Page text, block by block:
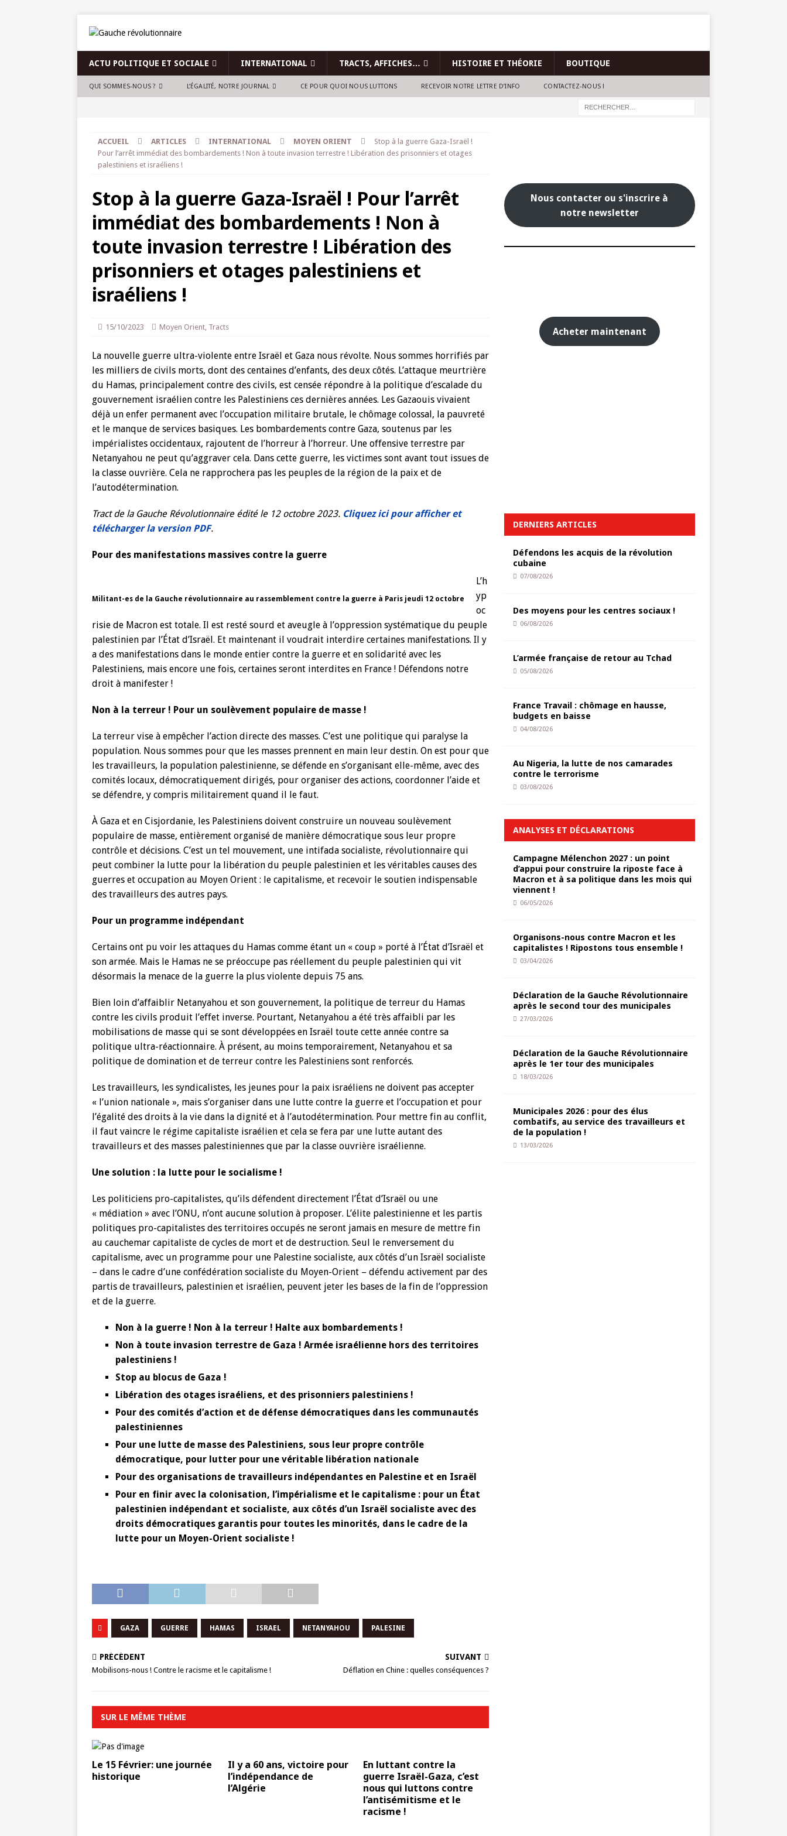
ACTU POLITIQUE ET SOCIALE INTERNATIONAL TRACTS, AFFICHES… HISTOIRE ET THÉORIE BOUTIQUE
QUI SOMMES-NOUS ? L’ÉGALITÉ, NOTRE JOURNAL CE POUR QUOI NOUS LUTTONS RECEVOIR NOTRE LETTRE D’INFO CONTACTEZ-NOUS !
ACCUEIL ARTICLES INTERNATIONAL MOYEN ORIENT
Stop à la guerre Gaza-Israël !
Pour l’arrêt immédiat des bombardements ! Non à toute invasion terrestre ! Libération des prisonniers et otages
palestiniens et israéliens !
Stop à la guerre Gaza-Israël ! Pour l’arrêt
immédiat des bombardements ! Non à
toute invasion terrestre ! Libération des
prisonniers et otages palestiniens et
israéliens !
15/10/2023 Moyen Orient, Tracts
La nouvelle guerre ultra-violente entre Israël et Gaza nous révolte. Nous sommes horrifiés par
les milliers de civils morts, dont des centaines d’enfants, des deux côtés. L’attaque meurtrière
du Hamas, principalement contre des civils, est censée répondre à la politique d’escalade du
gouvernement israélien contre les Palestiniens ces dernières années. Les Gazaouis vivaient
déjà un enfer permanent avec l’occupation militaire brutale, le chômage colossal, la pauvreté
et le manque de services basiques. Les bombardements contre Gaza, soutenus par les
impérialistes occidentaux, rajoutent de l’horreur à l’horreur. Une offensive terrestre par
Netanyahou ne peut qu’aggraver cela. Dans cette guerre, les victimes sont avant tout issues de
la classe ouvrière. Cela ne rapprochera pas les peuples de la région de la paix et de
l’autodétermination.
Tract de la Gauche Révolutionnaire édité le 12 octobre 2023. Cliquez ici pour afficher et
télécharger la version PDF.
Pour des manifestations massives contre la guerre
Militant-es de la Gauche révolutionnaire au rassemblement contre la guerre à Paris jeudi 12 octobre
L’h
yp
oc
risie de Macron est totale. Il est resté sourd et aveugle à l’oppression systématique du peuple
palestinien par l’État d’Israël. Et maintenant il voudrait interdire certaines manifestations. Il y
a des manifestations dans le monde entier contre la guerre et en solidarité avec les
Palestiniens, mais encore une fois, certaines seront interdites en France ! Défendons notre
droit à manifester !
Non à la terreur ! Pour un soulèvement populaire de masse !
La terreur vise à empêcher l’action directe des masses. C’est une politique qui paralyse la
population. Nous sommes pour que les masses prennent en main leur destin. On est pour que
les travailleurs, la population palestinienne, se défende en s’organisant elle-même, avec des
comités locaux, démocratiquement dirigés, pour organiser des actions, coordonner l’aide et
se défendre, y compris militairement quand il le faut.
À Gaza et en Cisjordanie, les Palestiniens doivent construire un nouveau soulèvement
populaire de masse, entièrement organisé de manière démocratique sous leur propre
contrôle et décisions. C’est un tel mouvement, une intifada socialiste, révolutionnaire qui
peut combiner la lutte pour la libération du peuple palestinien et les véritables causes des
guerres et occupation au Moyen Orient : le capitalisme, et recevoir le soutien indispensable
des travailleurs des autres pays.
Pour un programme indépendant
Certains ont pu voir les attaques du Hamas comme étant un « coup » porté à l’État d’Israël et
son armée. Mais le Hamas ne se préoccupe pas réellement du peuple palestinien qui vit
désormais la menace de la guerre la plus violente depuis 75 ans.
Bien loin d’affaiblir Netanyahou et son gouvernement, la politique de terreur du Hamas
contre les civils produit l’effet inverse. Pourtant, Netanyahou a été très affaibli par les
mobilisations de masse qui se sont développées en Israël toute cette année contre sa
politique ultra-réactionnaire. À présent, au moins temporairement, Netanyahou et sa
politique de domination et de terreur contre les Palestiniens sont renforcés.
Les travailleurs, les syndicalistes, les jeunes pour la paix israéliens ne doivent pas accepter
« l’union nationale », mais s’organiser dans une lutte contre la guerre et l’occupation et pour
l’égalité des droits à la vie dans la dignité et à l’autodétermination. Pour mettre fin au conflit,
il faut vaincre le régime capitaliste israélien et cela se fera par une lutte autant des
travailleurs et des masses palestiniennes que par la classe ouvrière israélienne.
Une solution : la lutte pour le socialisme !
Les politiciens pro-capitalistes, qu’ils défendent directement l’État d’Israël ou une
« médiation » avec l’ONU, n’ont aucune solution à proposer. L’élite palestinienne et les partis
politiques pro-capitalistes des territoires occupés ne seront jamais en mesure de mettre fin
au cauchemar capitaliste de cycles de mort et de destruction. Seul le renversement du
capitalisme, avec un programme pour une Palestine socialiste, aux côtés d’un Israël socialiste
– dans le cadre d’une confédération socialiste du Moyen-Orient – défendu activement par des
partis de travailleurs, palestinien et israélien, peuvent jeter les bases de la fin de l’oppression
et de la guerre.
Non à la guerre ! Non à la terreur ! Halte aux bombardements !
Non à toute invasion terrestre de Gaza ! Armée israélienne hors des territoires
palestiniens !
Stop au blocus de Gaza !
Libération des otages israéliens, et des prisonniers palestiniens !
Pour des comités d’action et de défense démocratiques dans les communautés
palestiniennes
Pour une lutte de masse des Palestiniens, sous leur propre contrôle
démocratique, pour lutter pour une véritable libération nationale
Pour des organisations de travailleurs indépendantes en Palestine et en Israël
Pour en finir avec la colonisation, l’impérialisme et le capitalisme : pour un État
palestinien indépendant et socialiste, aux côtés d’un Israël socialiste avec des
droits démocratiques garantis pour toutes les minorités, dans le cadre de la
lutte pour un Moyen-Orient socialiste !
GAZA GUERRE HAMAS ISRAEL NETANYAHOU PALESINE
PRÉCÉDENT
Mobilisons-nous ! Contre le racisme et le capitalisme !
SUIVANT
Déflation en Chine : quelles conséquences ?
SUR LE MÊME THÈME
Le 15 Février: une journée
historique
Il y a 60 ans, victoire pour
l’indépendance de
l’Algérie
En luttant contre la
guerre Israël-Gaza, c’est
nous qui luttons contre
l’antisémitisme et le
racisme !
Nous contacter ou s'inscrire à
notre newsletter
Acheter maintenant
DERNIERS ARTICLES
Défendons les acquis de la révolution
cubaine
07/08/2026
Des moyens pour les centres sociaux !
06/08/2026
L’armée française de retour au Tchad
05/08/2026
France Travail : chômage en hausse,
budgets en baisse
04/08/2026
Au Nigeria, la lutte de nos camarades
contre le terrorisme
03/08/2026
ANALYSES ET DÉCLARATIONS
Campagne Mélenchon 2027 : un point
d’appui pour construire la riposte face à
Macron et à sa politique dans les mois qui
viennent !
06/05/2026
Organisons-nous contre Macron et les
capitalistes ! Ripostons tous ensemble !
03/04/2026
Déclaration de la Gauche Révolutionnaire
après le second tour des municipales
27/03/2026
Déclaration de la Gauche Révolutionnaire
après le 1er tour des municipales
18/03/2026
Municipales 2026 : pour des élus
combatifs, au service des travailleurs et
de la population !
13/03/2026